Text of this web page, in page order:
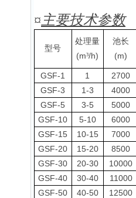
¤ 主要技术参数
型号
处理量
(m³/h)
池长
(m)
GSF-1 1
2700
GSF-3
1-3
4000
GSF-5
3-5
5000
GSF-10
5-10
6000
GSF-15
10-15
7000
GSF-20
15-20
8500
GSF-30
20-30
10000
GSF-40
30-40
11000
GSF-50
40-50 12500